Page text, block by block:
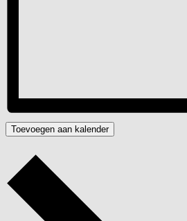
Toevoegen aan kalender